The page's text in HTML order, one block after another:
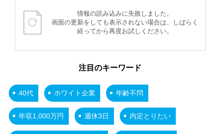
情報の読み込みに失敗しました。
画面の更新をしても表示されない場合は、しばらく
経ってから再度お試しください。
注目のキーワード
40代 ホワイト企業 年齢不問
年収1,000万円 週休3日 内定とりたい